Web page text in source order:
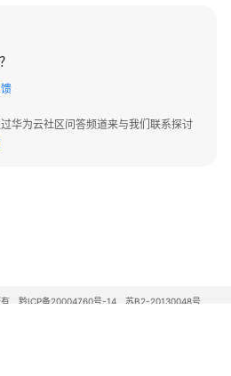
华为云社区问答频道来与我们联系探讨
黔ICP备20004760号-14
苏B2-20130048号